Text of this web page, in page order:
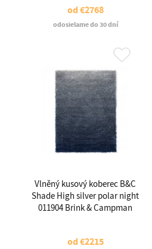
od€2768
odosielame do 30 dní
Vlněný kusový koberec B&C
Shade High silver polar night
011904 Brink & Campman
od€2215